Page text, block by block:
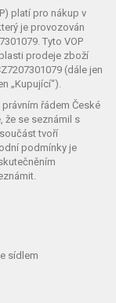
platí pro nákup v
je provozován
Tyto VOP
prodeje zboží
(dále jen
„Kupující“).
řádem České
že se seznámil s
tvoří
podmínky je
sídlem